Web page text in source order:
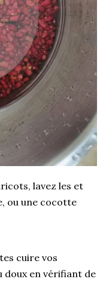
lavez les et
ou une cocotte
cuire vos
doux en vérifiant de